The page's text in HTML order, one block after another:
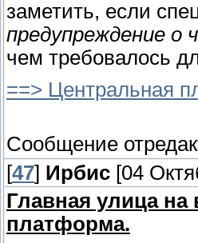
заметить, если
предупреждение о
чем требовалось
==> Центральная
Сообщение
[47] Ирбис [04
Главная улица
платформа.